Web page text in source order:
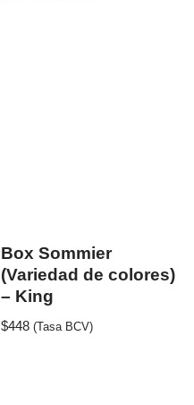
Box Sommier
(Variedad de colores)
– King
$448 (Tasa BCV)